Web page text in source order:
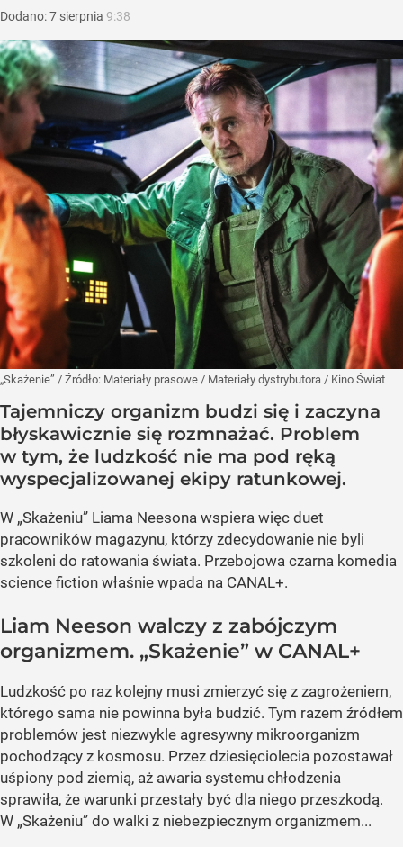
Dodano:7 sierpnia 9:38
„Skażenie” / Źródło: Materiały prasowe / Materiały dystrybutora / Kino Świat
Tajemniczy organizm budzi się i zaczyna
błyskawicznie się rozmnażać. Problem
w tym, że ludzkość nie ma pod ręką
wyspecjalizowanej ekipy ratunkowej.
W „Skażeniu” Liama Neesona wspiera więc duet
pracowników magazynu, którzy zdecydowanie nie byli
szkoleni do ratowania świata. Przebojowa czarna komedia
science fiction właśnie wpada na CANAL+.
Liam Neeson walczy z zabójczym
organizmem. „Skażenie” w CANAL+
Ludzkość po raz kolejny musi zmierzyć się z zagrożeniem,
którego sama nie powinna była budzić. Tym razem źródłem
problemów jest niezwykle agresywny mikroorganizm
pochodzący z kosmosu. Przez dziesięciolecia pozostawał
uśpiony pod ziemią, aż awaria systemu chłodzenia
sprawiła, że warunki przestały być dla niego przeszkodą.
W „Skażeniu” do walki z niebezpiecznym organizmem...